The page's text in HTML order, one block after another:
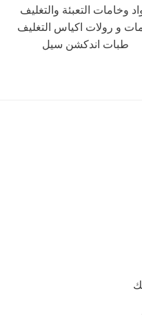
وخامات التعبئة والتغليف
و رولات اكياس التغليف
طبات اندكشن سيل